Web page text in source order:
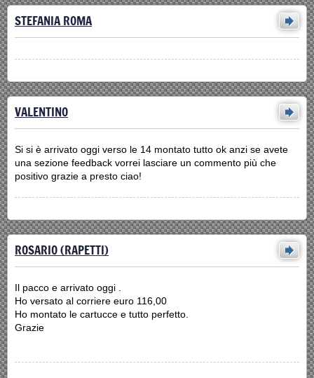
STEFANIA ROMA
VALENTINO
Si si è arrivato oggi verso le 14 montato tutto ok anzi se avete
una sezione feedback vorrei lasciare un commento più che
positivo grazie a presto ciao!
ROSARIO (RAPETTI)
Il pacco e arrivato oggi .
Ho versato al corriere euro 116,00
Ho montato le cartucce e tutto perfetto.
Grazie